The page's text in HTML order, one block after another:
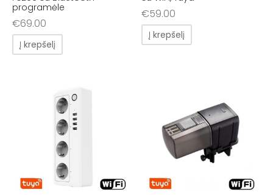
programėle
€69.00
Į krepšelį
€59.00
Į krepšelį